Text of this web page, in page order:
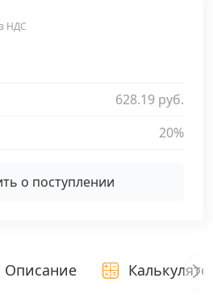
НДС
628.19 руб.
20%
о поступлении
Описание